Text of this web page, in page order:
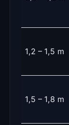
1,2 – 1,5 m
1,5 – 1,8 m